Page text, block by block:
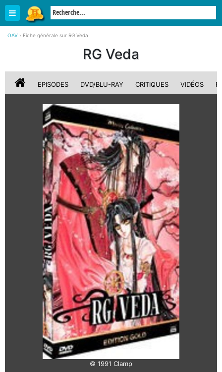
OAV › Fiche générale sur RG Veda
RG Veda
EPISODES DVD/BLU-RAY CRITIQUES VIDÉOS
© 1991 Clamp